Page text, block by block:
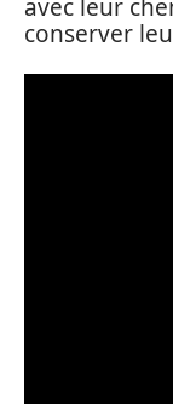
avec leur
conserver